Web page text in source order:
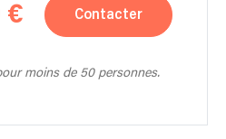
€ Contacter
moins de 50 personnes.